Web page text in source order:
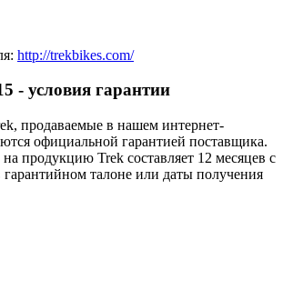
http://trekbikes.com/
- условия гарантии
продаваемые в нашем интернет-
официальной гарантией поставщика.
продукцию Trek составляет 12 месяцев с
талоне или даты получения